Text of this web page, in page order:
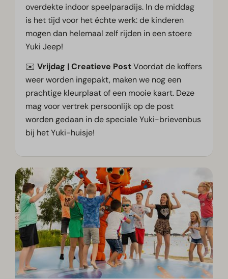
overdekte indoor speelparadijs. In de middag
is het tijd voor het échte werk: de kinderen
mogen dan helemaal zelf rijden in een stoere
Yuki Jeep!
✉️Vrijdag | Creatieve PostVoordat de koffers
weer worden ingepakt, maken we nog een
prachtige kleurplaat of een mooie kaart. Deze
mag voor vertrek persoonlijk op de post
worden gedaan in de speciale Yuki-brievenbus
bij het Yuki-huisje!